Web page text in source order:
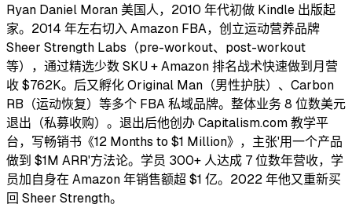
Ryan Daniel Moran 美国人，2010 年代初做 Kindle 出版起
家。2014 年左右切入 Amazon FBA，创立运动营养品牌
Sheer Strength Labs（pre-workout、post-workout
等），通过精选少数 SKU + Amazon 排名战术快速做到月营
收 $762K。后又孵化 Original Man（男性护肤）、Carbon
RB（运动恢复）等多个 FBA 私域品牌。整体业务 8 位数美元
退出（私募收购）。退出后他创办 Capitalism.com 教学平
台，写畅销书《12 Months to $1 Million》，主张'用一个产品
做到 $1M ARR'方法论。学员 300+ 人达成 7 位数年营收，学
员加自身在 Amazon 年销售额超 $1 亿。2022 年他又重新买
回 Sheer Strength。